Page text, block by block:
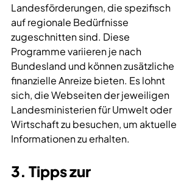
Landesförderungen, die spezifisch
auf regionale Bedürfnisse
zugeschnitten sind. Diese
Programme variieren je nach
Bundesland und können zusätzliche
finanzielle Anreize bieten. Es lohnt
sich, die Webseiten der jeweiligen
Landesministerien für Umwelt oder
Wirtschaft zu besuchen, um aktuelle
Informationen zu erhalten.
3. Tipps zur